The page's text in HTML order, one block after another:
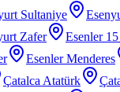
Sultaniye
Zafer Esenler
Esenler Menderes
Çatalca Atatürk